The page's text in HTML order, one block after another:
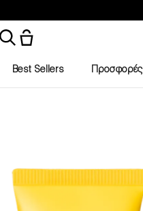
Best Sellers Προσφορές